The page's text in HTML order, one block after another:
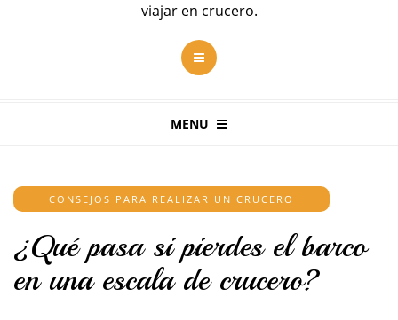
viajar en crucero.
MENU
CONSEJOS PARA REALIZAR UN CRUCERO
¿Qué pasa si pierdes el barco
en una escala de crucero?